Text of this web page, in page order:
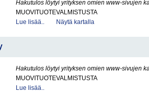
Hakutulos löytyi yrityksen omien www-sivujen
MUOVITUOTEVALMISTUSTA
Lue lisää..
Näytä kartalla
Hakutulos löytyi yrityksen omien www-sivujen
MUOVITUOTEVALMISTUSTA
Lue lisää..